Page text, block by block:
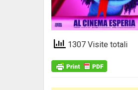
1307 Visite totali